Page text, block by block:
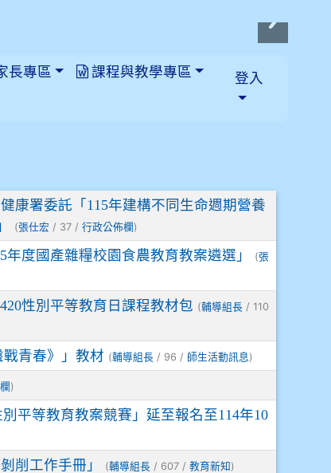
長專區 課程與教學專區 登入
康署委託「115年建構不同生命週期營養
(張仕宏 / 37 / 行政公佈欄 )
度國產雜糧校園食農教育教案遴選」 (張
性別平等教育日課程教材包 (輔導組長 / 110
戰青春》」教材 (輔導組長 / 96 / 師生活動訊息 )
)
平等教育教案競賽」延至報名至114年10
削工作手冊」 (輔導組長 / 607 /教育新知 )